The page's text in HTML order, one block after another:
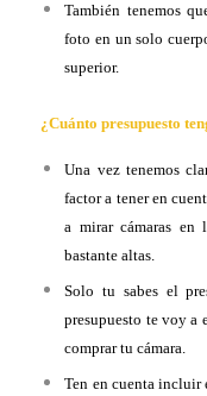
También tenemos
foto en un solo
superior.
¿Cuánto presupuesto
Una vez tenemos
factor a tener en
a mirar cámaras
bastante altas.
Solo tu sabes el
presupuesto te voy a
comprar tu cámara.
Ten en cuenta incluir